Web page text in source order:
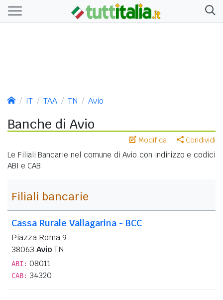
IT TAA TN Avio
Banche di Avio
Modifica Condividi
Le Filiali Bancarie nel comune di Avio con indirizzo e codici
ABI e CAB.
Filiali bancarie
Cassa Rurale Vallagarina - BCC
Piazza Roma 9
38063 AvioTN
ABI: 08011
CAB: 34320